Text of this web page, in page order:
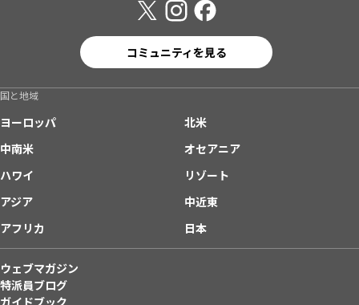
コミュニティを見る
国と地域
ヨーロッパ
北米
中南米
オセアニア
ハワイ
リゾート
アジア
中近東
アフリカ
日本
ウェブマガジン
特派員ブログ
ガイドブック